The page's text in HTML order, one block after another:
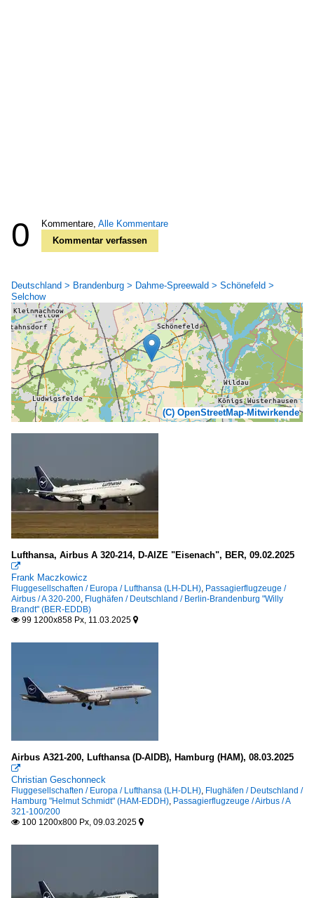
0 Kommentare, Alle Kommentare
Kommentar verfassen
Deutschland > Brandenburg > Dahme-Spreewald > Schönefeld >
Selchow
(C) OpenStreetMap-Mitwirkende
Lufthansa, Airbus A 320-214, D-AIZE "Eisenach", BER, 09.02.2025

Frank Maczkowicz
Fluggesellschaften / Europa / Lufthansa (LH-DLH) Passagierflugzeuge /
Airbus / A 320-200 Flughäfen / Deutschland / Berlin-Brandenburg "Willy
Brandt" (BER-EDDB)
 99 1200x858 Px, 11.03.2025 
Airbus A321-200, Lufthansa (D-AIDB), Hamburg (HAM), 08.03.2025

Christian Geschonneck
Fluggesellschaften / Europa / Lufthansa (LH-DLH) Flughäfen / Deutschland /
Hamburg "Helmut Schmidt" (HAM-EDDH) Passagierflugzeuge / Airbus / A
321-100/200
 100 1200x800 Px, 09.03.2025 